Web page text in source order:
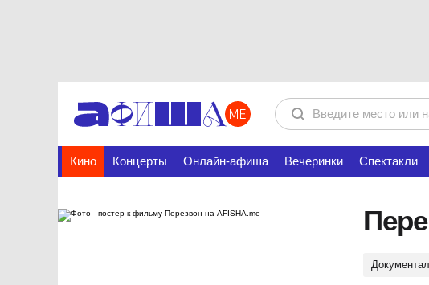
Кино Концерты Онлайн-афиша Вечеринки Спектакли